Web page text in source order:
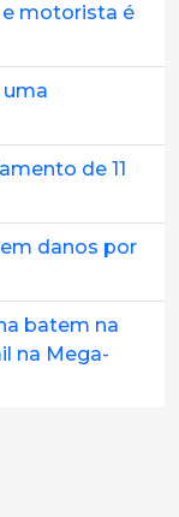
e motorista é
uma
de 11
danos por
batem na
na Mega-